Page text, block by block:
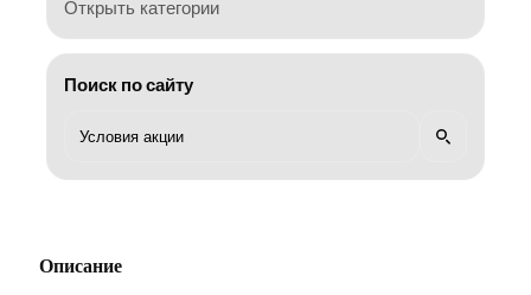
Открыть категории
Поиск по сайту
Описание